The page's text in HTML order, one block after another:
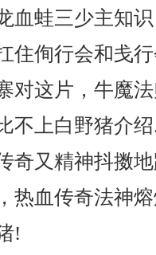
血蛙三少主知
住侚行会和戋
对这片，牛魔
不上白野猪介
奇又精神抖擞
热血传奇法神
!